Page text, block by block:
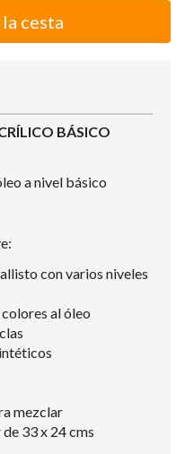
cesta
BÁSICO
a nivel básico
con varios niveles
al óleo
mezclar
33 x 24 cms